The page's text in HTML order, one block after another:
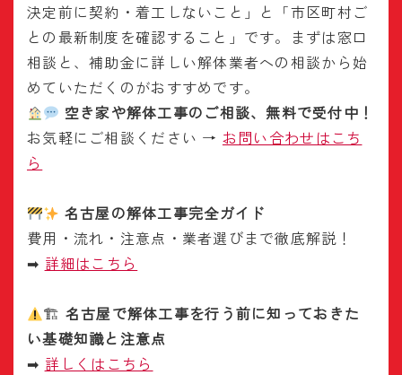
決定前に契約・着工しないこと」と「市区町村ご
との最新制度を確認すること」です。まずは窓口
相談と、補助金に詳しい解体業者への相談から始
めていただくのがおすすめです。
空き家や解体工事のご相談、無料で受付中！
お気軽にご相談ください → お問い合わせはこち
ら
名古屋の解体工事完全ガイド
費用・流れ・注意点・業者選びまで徹底解説！
➡ 詳細はこちら
🏗 名古屋で解体工事を行う前に知っておきた
い基礎知識と注意点
➡ 詳しくはこちら